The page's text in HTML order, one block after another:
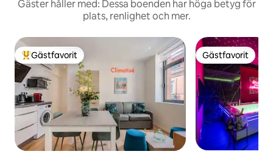
Gäster håller med: Dessa boenden har höga betyg för
plats, renlighet och mer.
Populär gästfavorit
Gästfavorit Gästfavorit
Gästfavorit